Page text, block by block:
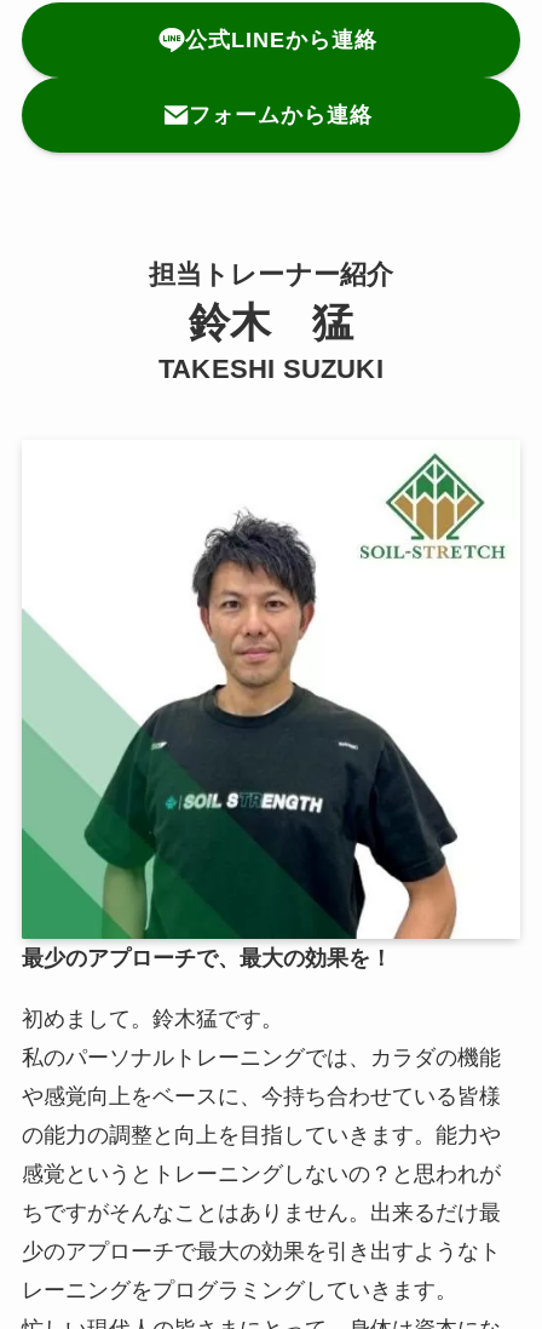
公式LINEから連絡
フォームから連絡
担当トレーナー紹介
鈴木 猛
TAKESHI SUZUKI
最少のアプローチで、最大の効果を！
初めまして。鈴木猛です。
私のパーソナルトレーニングでは、カラダの機能
や感覚向上をベースに、今持ち合わせている皆様
の能力の調整と向上を目指していきます。能力や
感覚というとトレーニングしないの？と思われが
ちですがそんなことはありません。出来るだけ最
少のアプローチで最大の効果を引き出すようなト
レーニングをプログラミングしていきます。